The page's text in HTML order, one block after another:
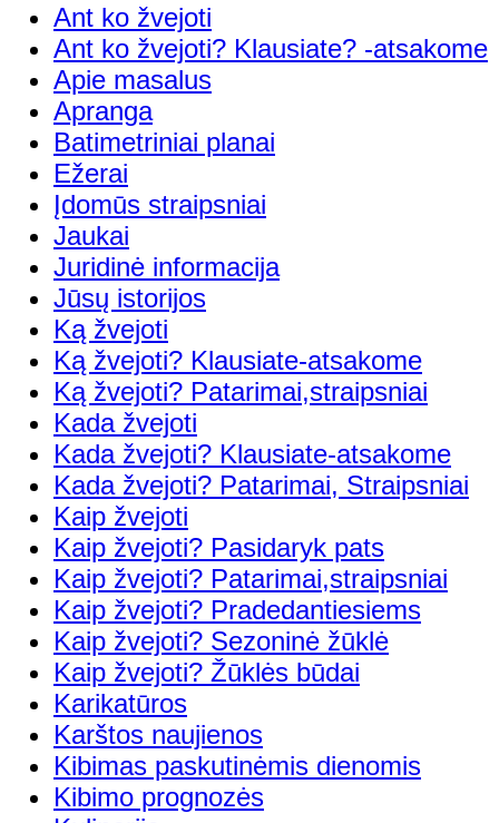
Ant ko žvejoti
Ant ko žvejoti? Klausiate? -atsakome
Apie masalus
Apranga
Batimetriniai planai
Ežerai
Įdomūs straipsniai
Jaukai
Juridinė informacija
Jūsų istorijos
Ką žvejoti
Ką žvejoti? Klausiate-atsakome
Ką žvejoti? Patarimai,straipsniai
Kada žvejoti
Kada žvejoti? Klausiate-atsakome
Kada žvejoti? Patarimai, Straipsniai
Kaip žvejoti
Kaip žvejoti? Pasidaryk pats
Kaip žvejoti? Patarimai,straipsniai
Kaip žvejoti? Pradedantiesiems
Kaip žvejoti? Sezoninė žūklė
Kaip žvejoti? Žūklės būdai
Karikatūros
Karštos naujienos
Kibimas paskutinėmis dienomis
Kibimo prognozės